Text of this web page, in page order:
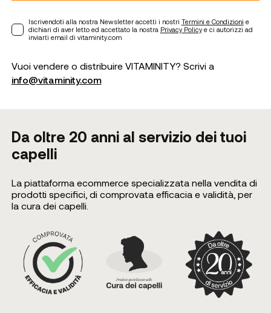
Iscrivendoti alla nostra Newsletter accetti i nostri Termini e Condizioni e
dichiari di aver letto ed accettato la nostra Privacy Policye ci autorizzi ad
inviarti email di vitaminity.com
Vuoi vendere o distribuire VITAMINITY? Scrivi a
info@vitaminity.com
Da oltre 20 anni al servizio dei tuoi
capelli
La piattaforma ecommerce specializzata nella vendita di
prodotti specifici, di comprovata efficacia e validità, per
la cura dei capelli.